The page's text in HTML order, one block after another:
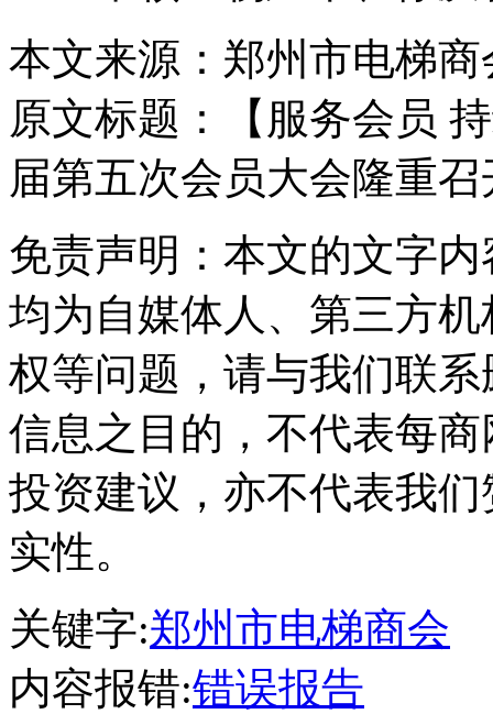
本文来源：郑州市电梯商
原文标题：
【服务会员
届第五次会员大会隆重召
免责声明：本文的文字
均为自媒体人、第三方
权等问题，请与我们联
信息之目的，不代表每
投资建议，亦不代表我
实性。
关键字:郑州市电梯商会
内容报错:错误报告